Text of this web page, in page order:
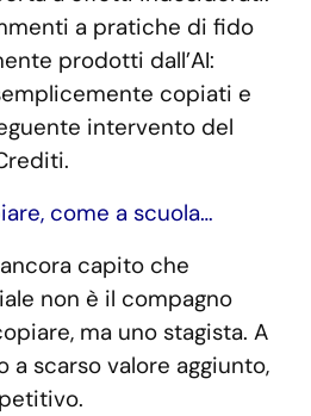
a pratiche di fido
prodotti dall’AI:
copiati e
intervento del
come a scuola…
capito che
non è il compagno
ma uno stagista. A
a scarso valore aggiunto,